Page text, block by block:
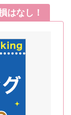
はなし！